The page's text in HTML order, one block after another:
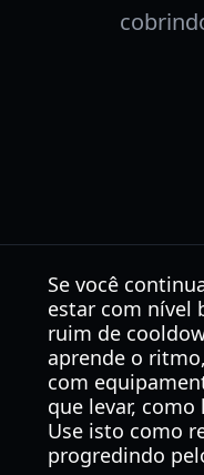
Se você
estar com nível
ruim de
aprende o
com
que levar,
Use isto como
progredindo